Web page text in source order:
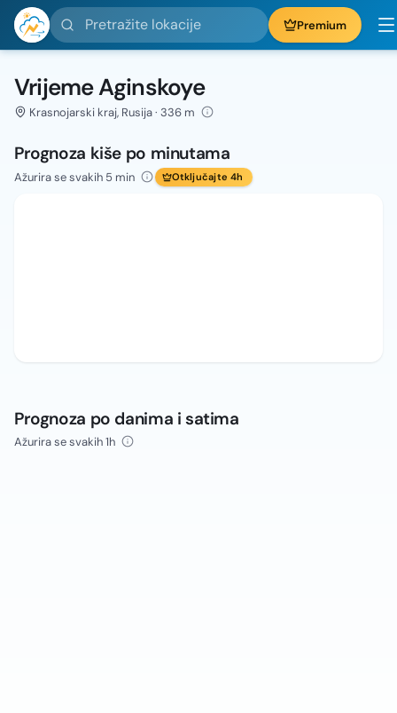
Pretražite lokacije Premium
Vrijeme Aginskoye
Krasnojarski kraj, Rusija · 336 m
Prognoza kiše po minutama
Ažurira se svakih 5 min Otključajte 4h
Prognoza po danima i satima
Ažurira se svakih 1h